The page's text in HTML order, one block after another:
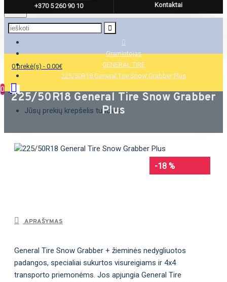
0 prekė(s) - 0.00€
0
Jūsų prekių krepšelis tuščias
+370 5 260 90 10 Kontaktai
Gramintojas
GENERAL TIRE
225/50R18 General Tire Snow Grabber Plus
225/50R18 General Tire Snow Grabber
Plus
-18 %
APRAŠYMAS
General Tire Snow Grabber + žieminės nedygliuotos
padangos, specialiai sukurtos visureigiams ir 4x4
transporto priemonėms. Jos apjungia General Tire